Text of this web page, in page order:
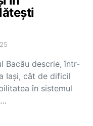
Bacău descrie, într-
Iași, cât de dificil
în sistemul